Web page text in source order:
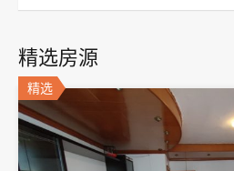
精选房源
精选